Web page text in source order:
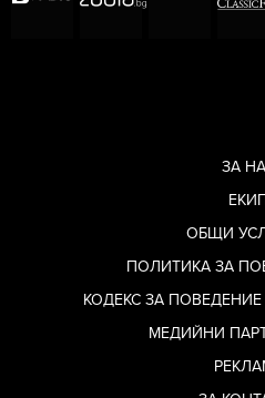
ЗА
ОБЩИ
ПОЛИТИКА ЗА
КОДЕКС ЗА
МЕДИЙНИ